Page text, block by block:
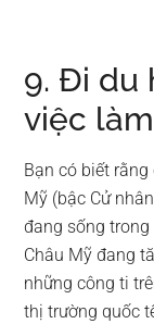
9. Đi du
việc làm
Bạn có biết
Mỹ (bậc Cử
đang sống
Châu Mỹ đang
những công ti
thị trường quốc